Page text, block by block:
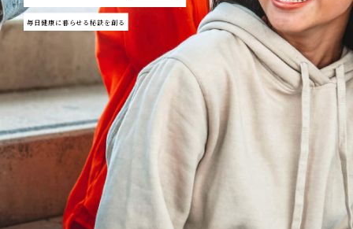
毎⽇健康に暮らせる秘訣を創る